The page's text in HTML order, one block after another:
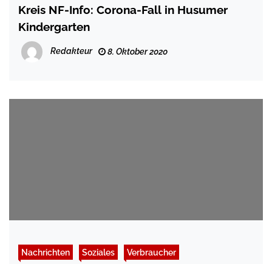
Kreis NF-Info: Corona-Fall in Husumer
Kindergarten
Redakteur 8. Oktober 2020
Nachrichten Soziales Verbraucher